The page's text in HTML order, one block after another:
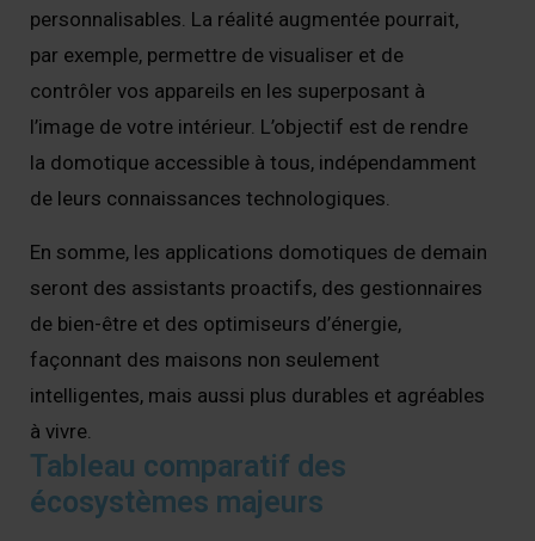
personnalisables. La réalité augmentée pourrait,
par exemple, permettre de visualiser et de
contrôler vos appareils en les superposant à
l’image de votre intérieur. L’objectif est de rendre
la domotique accessible à tous, indépendamment
de leurs connaissances technologiques.
En somme, les applications domotiques de demain
seront des assistants proactifs, des gestionnaires
de bien-être et des optimiseurs d’énergie,
façonnant des maisons non seulement
intelligentes, mais aussi plus durables et agréables
à vivre.
Tableau comparatif des
écosystèmes majeurs